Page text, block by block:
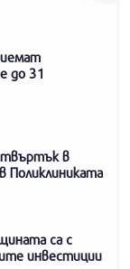
до 31
в
Поликлиниката
са с
инвестиции